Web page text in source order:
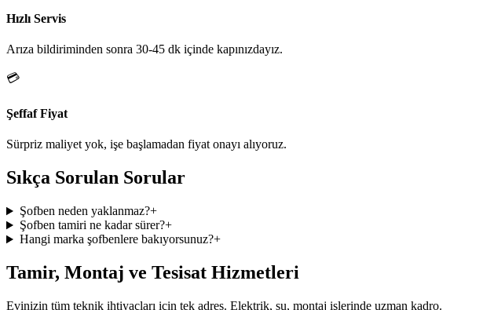
Hızlı Servis
Arıza bildiriminden sonra 30-45 dk içinde kapınızdayız.
💳
Şeffaf Fiyat
Sürpriz maliyet yok, işe başlamadan fiyat onayı alıyoruz.
Sıkça Sorulan Sorular
Şofben neden yaklanmaz?+
Şofben tamiri ne kadar sürer?+
Hangi marka şofbenlere bakıyorsunuz?+
Tamir, Montaj ve Tesisat Hizmetleri
Evinizin tüm teknik ihtiyaçları için tek adres. Elektrik, su, montaj işlerinde uzman kadro.